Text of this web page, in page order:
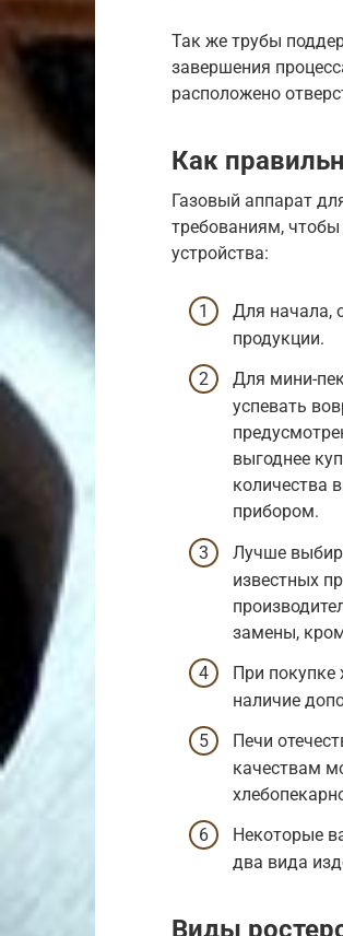
Так же трубы
завершения
расположено
Как
Газовый аппарат
требованиям, чтобы
устройства:
Для начала,
продукции.
Для мини-
успевать
выгоднее
количества
прибором.
Лучше
известных
замены,
При покупке
наличие
Печи
качествам
Некоторые
два вида
Виды